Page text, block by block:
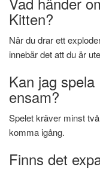
Kitten?
När du drar ett
innebär det att du är
Kan jag
ensam?
Spelet kräver minst
komma igång.
Finns det